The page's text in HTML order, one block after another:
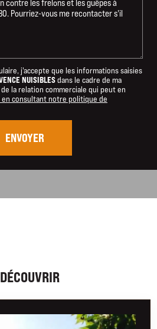
j'accepte que les informations saisies
NUISIBLESdans le cadre de ma
la relation commerciale qui peut en
en consultant notre politique de